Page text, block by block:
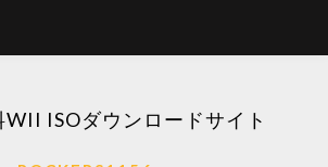
ISOダウンロードサイト